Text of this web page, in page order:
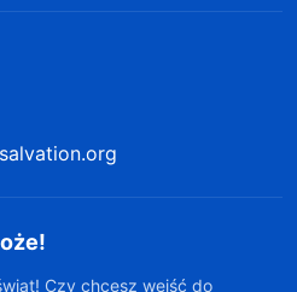
Czy chcesz wejść do